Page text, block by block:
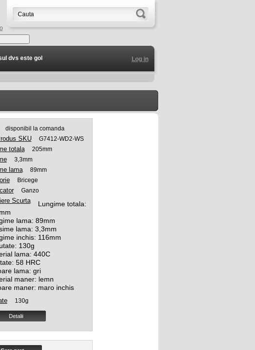
Log in
dvs este gol
disponibil la comanda
SKU G7412-WD2-WS
totala 205mm
3,3mm
lama 89mm
Bricege
Ganzo
Scurta
Lungime totala:
lama: 89mm
lama: 3,3mm
inchis: 116mm
130g
lama: 440C
58 HRC
lama: gri
maner: lemn
maner: maro inchis
130g
Detalii